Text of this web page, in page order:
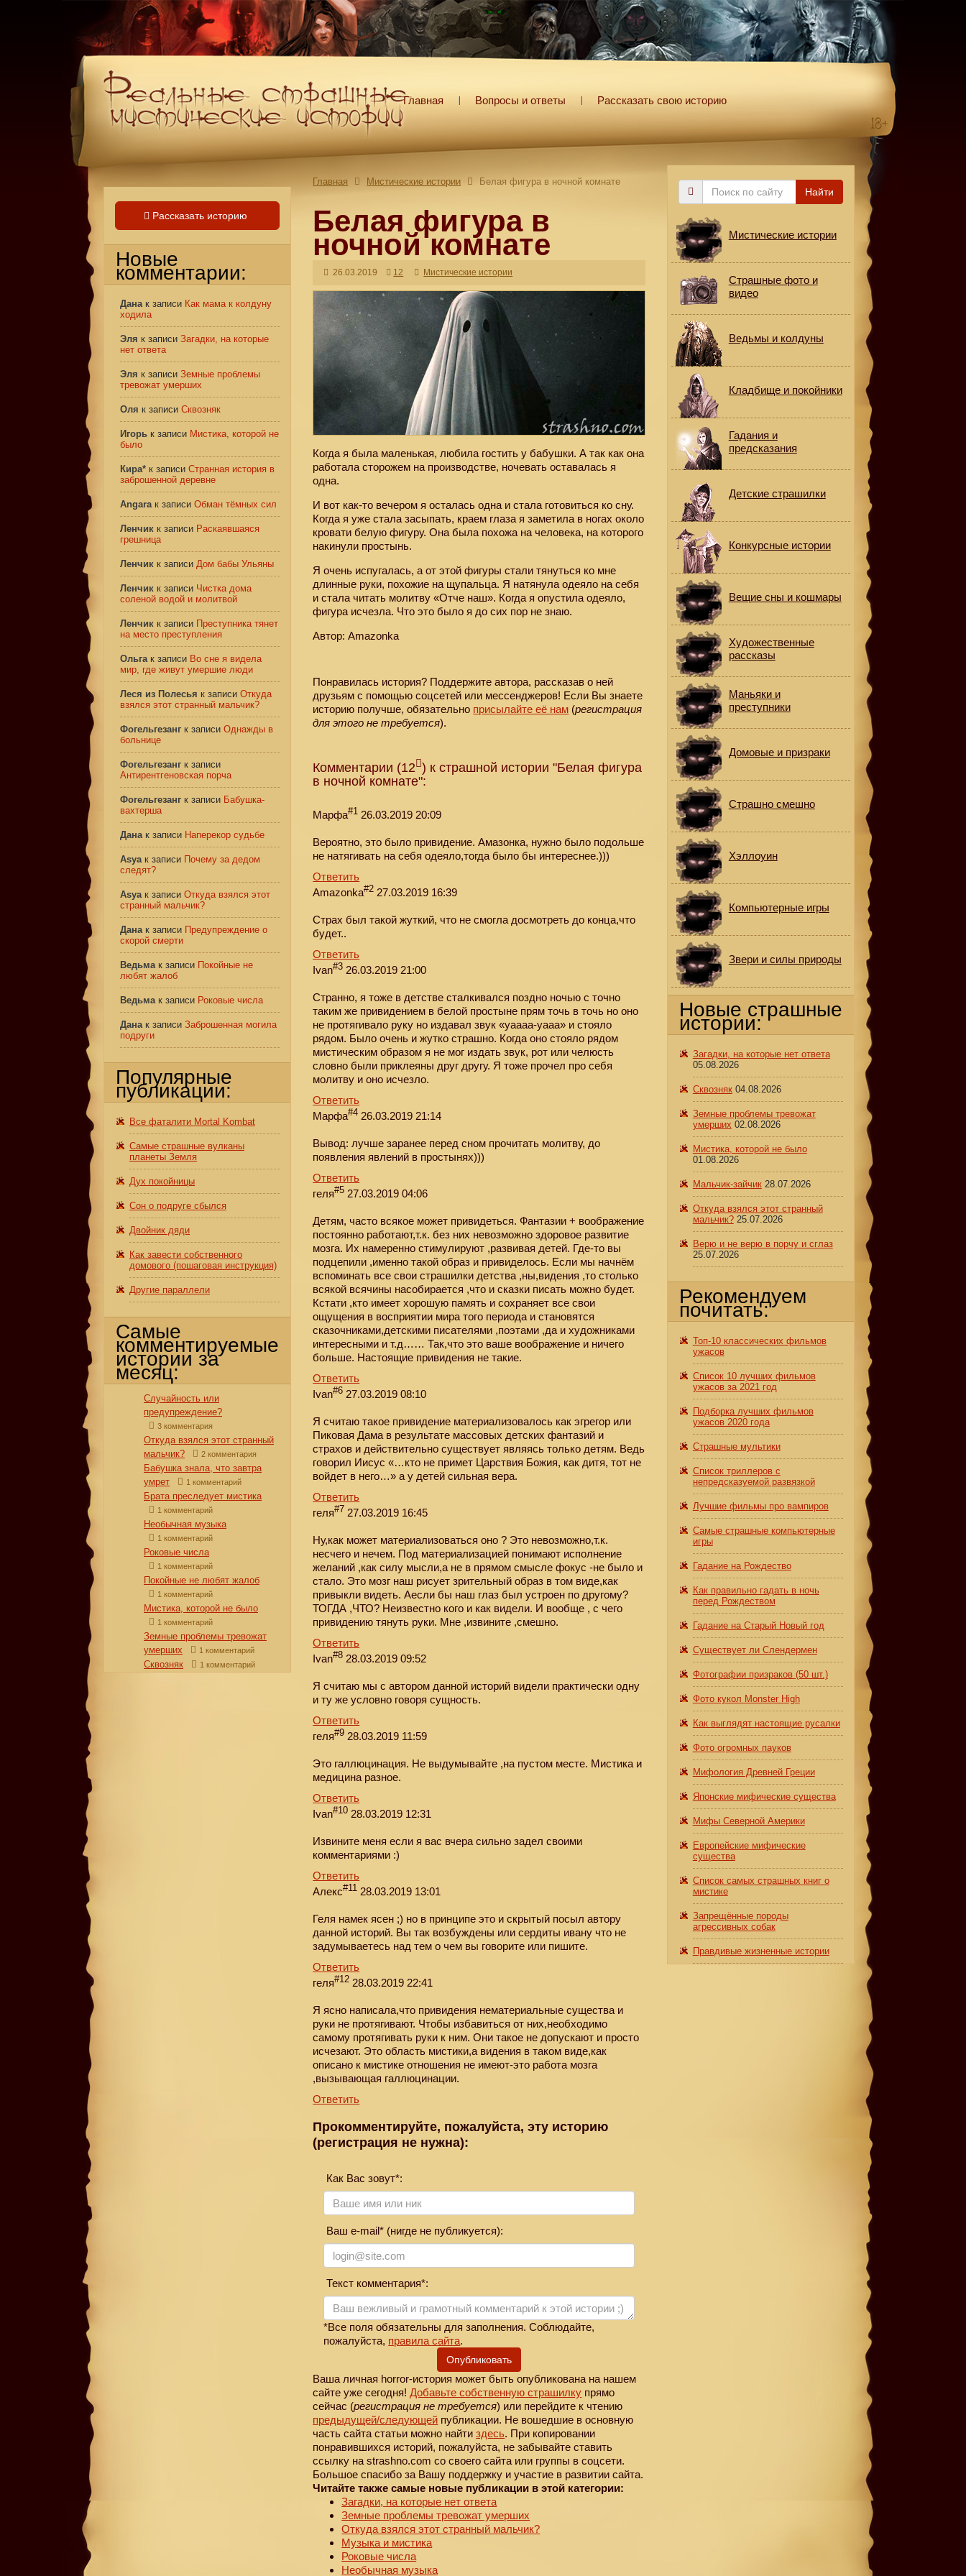
Главная Вопросы и ответы Рассказать свою историю
Главная Мистические истории Белая фигура в ночной комнате
Белая фигура в
ночной комнате
26.03.2019 12 Мистические истории
Когда я была маленькая, любила гостить у бабушки. А так как она
работала сторожем на производстве, ночевать оставалась я
одна.
И вот как-то вечером я осталась одна и стала готовиться ко сну.
Когда я уже стала засыпать, краем глаза я заметила в ногах около
кровати белую фигуру. Она была похожа на человека, на которого
накинули простынь.
Я очень испугалась, а от этой фигуры стали тянуться ко мне
длинные руки, похожие на щупальца. Я натянула одеяло на себя
и стала читать молитву «Отче наш». Когда я опустила одеяло,
фигура исчезла. Что это было я до сих пор не знаю.
Автор: Amazonka
Понравилась история? Поддержите автора, рассказав о ней
друзьям с помощью соцсетей или мессенджеров! Если Вы знаете
историю получше, обязательно присылайте её нам (регистрация
для этого не требуется).
Комментарии (12 ) к страшной истории "Белая фигура
в ночной комнате":
Марфа#1 26.03.2019 20:09
Вероятно, это было привидение. Амазонка, нужно было подольше
не натягивать на себя одеяло,тогда было бы интереснее.)))
Ответить
Amazonka#2 27.03.2019 16:39
Страх был такой жуткий, что не смогла досмотреть до конца,что
будет..
Ответить
Ivan#3 26.03.2019 21:00
Странно, я тоже в детстве сталкивался поздно ночью с точно
таким же привидением в белой простыне прям точь в точь но оно
не протягивало руку но издавал звук «уаааа-уааа» и стояло
рядом. Было очень и жутко страшно. Когда оно стояло рядом
мистическим образом я не мог издать звук, рот или челюсть
словно были приклеяны друг другу. Я тоже прочел про себя
молитву и оно исчезло.
Ответить
Марфа#4 26.03.2019 21:14
Вывод: лучше заранее перед сном прочитать молитву, до
появления явлений в простынях)))
Ответить
геля#5 27.03.2019 04:06
Детям, часто всякое может привидеться. Фантазии + воображение
постоянно работают,т.к. без них невозможно здоровое развитие
мозга. Их намеренно стимулируют ,развивая детей. Где-то вы
подцепили ,именно такой образ и привиделось. Если мы начнём
вспоминать все свои страшилки детства ,ны,видения ,то столько
всякой всячины насобирается ,что и сказки писать можно будет.
Кстати ,кто имеет хорошую память и сохраняет все свои
ощущения в восприятии мира того периода и становятся
сказочниками,детскими писателями ,поэтами ,да и художниками
интересными и т.д…… Так,что это ваше воображение и ничего
больше. Настоящие привидения не такие.
Ответить
Ivan#6 27.03.2019 08:10
Я считаю такое привидение материализовалось как эгрегор или
Пиковая Дама в результате массовых детских фантазий и
страхов и действительно существует являясь только детям. Ведь
говорил Иисус «…кто не при­мет Цар­ствия Бо­жия, как ди­тя, тот не
вой­дет в него…» а у детей сильная вера.
Ответить
геля#7 27.03.2019 16:45
Ну,как может материализоваться оно ? Это невозможно,т.к.
несчего и нечем. Под материализацией понимают исполнение
желаний ,как силу мысли,а не в прямом смысле фокус -не было и
стало. Это мозг наш рисует зрительный образ в том виде,как
привыкли видеть. Аесли бы наш глаз был устроен по другому?
ТОГДА ,ЧТО? Неизвестно кого и как видели. И вообще , с чего
привидению тянуть руки. Мне ,извините ,смешно.
Ответить
Ivan#8 28.03.2019 09:52
Я считаю мы с автором данной историй видели практически одну
и ту же условно говоря сущность.
Ответить
геля#9 28.03.2019 11:59
Это галлюцинация. Не выдумывайте ,на пустом месте. Мистика и
медицина разное.
Ответить
Ivan#10 28.03.2019 12:31
Извините меня если я вас вчера сильно задел своими
комментариями :)
Ответить
Алекс#11 28.03.2019 13:01
Геля намек ясен ;) но в принципе это и скрытый посыл автору
данной историй. Вы так возбуждены или сердиты ивану что не
задумываетесь над тем о чем вы говорите или пишите.
Ответить
геля#12 28.03.2019 22:41
Я ясно написала,что привидения нематериальные существа и
руки не протягивают. Чтобы избавиться от них,необходимо
самому протягивать руки к ним. Они такое не допускают и просто
исчезают. Это область мистики,а видения в таком виде,как
описано к мистике отношения не имеют-это работа мозга
,вызывающая галлюцинации.
Ответить
Прокомментируйте, пожалуйста, эту историю
(регистрация не нужна):
Как Вас зовут*:
Ваш e-mail* (нигде не публикуется):
Текст комментария*:
*Все поля обязательны для заполнения. Соблюдайте,
пожалуйста, правила сайта.
Опубликовать
Ваша личная horror-история может быть опубликована на нашем
сайте уже сегодня!Добавьте собственную страшилку прямо
сейчас (регистрация не требуется) или перейдите к чтению
предыдущей/следующей публикации. Не вошедшие в основную
часть сайта статьи можно найтиздесь. При копировании
понравившихся историй, пожалуйста, не забывайте ставить
ссылку на strashno.com со своего сайта или группы в соцсети.
Большое спасибо за Вашу поддержку и участие в развитии сайта.
Читайте также самые новые публикации в этой категории:
Загадки, на которые нет ответа
Земные проблемы тревожат умерших
Откуда взялся этот странный мальчик?
Музыка и мистика
Роковые числа
Необычная музыка
Рассказать историю
Новые
комментарии:
Данак записи Как мама к колдуну
ходила
Эля к записи Загадки, на которые
нет ответа
Эля к записи Земные проблемы
тревожат умерших
Оля к записи Сквозняк
Игорь к записи Мистика, которой не
было
Кира* к записи Странная история в
заброшенной деревне
Angaraк записи Обман тёмных сил
Ленчик к записи Раскаявшаяся
грешница
Ленчик к записи Дом бабы Ульяны
Ленчик к записи Чистка дома
соленой водой и молитвой
Ленчик к записи Преступника тянет
на место преступления
Ольгак записи Во сне я видела
мир, где живут умершие люди
Леся из Полесья к записи Откуда
взялся этот странный мальчик?
Фогельгезанг к записи Однажды в
больнице
Фогельгезанг к записи
Антирентгеновская порча
Фогельгезанг к записи Бабушка-
вахтерша
Данак записи Наперекор судьбе
Asyaк записи Почему за дедом
следят?
Asyaк записи Откуда взялся этот
странный мальчик?
Данак записи Предупреждение о
скорой смерти
Ведьмак записи Покойные не
любят жалоб
Ведьмак записи Роковые числа
Данак записи Заброшенная могила
подруги
Популярные
публикации:
Все фаталити Mortal Kombat
Самые страшные вулканы
планеты Земля
Дух покойницы
Сон о подруге сбылся
Двойник дяди
Как завести собственного
домового (пошаговая инструкция)
Другие параллели
Самые
комментируемые
истории за
месяц:
Случайность или
предупреждение?
3 комментария
Откуда взялся этот странный
мальчик?
2 комментария
Бабушка знала, что завтра
умрет
1 комментарий
Брата преследует мистика
1 комментарий
Необычная музыка
1 комментарий
Роковые числа
1 комментарий
Покойные не любят жалоб
1 комментарий
Мистика, которой не было
1 комментарий
Земные проблемы тревожат
умерших
1 комментарий
Сквозняк 1 комментарий
Поиск
Найти
Мистические истории
Страшные фото и
видео
Ведьмы и колдуны
Кладбище и покойники
Гадания и
предсказания
Детские страшилки
Конкурсные истории
Вещие сны и кошмары
Художественные
рассказы
Маньяки и
преступники
Домовые и призраки
Страшно смешно
Хэллоуин
Компьютерные игры
Звери и силы природы
Новые страшные
истории:
Загадки, на которые нет ответа
05.08.2026
Сквозняк 04.08.2026
Земные проблемы тревожат
умерших 02.08.2026
Мистика, которой не было
01.08.2026
Мальчик-зайчик 28.07.2026
Откуда взялся этот странный
мальчик? 25.07.2026
Верю и не верю в порчу и сглаз
25.07.2026
Рекомендуем
почитать:
Топ-10 классических фильмов
ужасов
Список 10 лучших фильмов
ужасов за 2021 год
Подборка лучших фильмов
ужасов 2020 года
Страшные мультики
Список триллеров с
непредсказуемой развязкой
Лучшие фильмы про вампиров
Самые страшные компьютерные
игры
Гадание на Рождество
Как правильно гадать в ночь
перед Рождеством
Гадание на Старый Новый год
Существует ли Слендермен
Фотографии призраков (50 шт.)
Фото кукол Monster High
Как выглядят настоящие русалки
Фото огромных пауков
Мифология Древней Греции
Японские мифические существа
Мифы Северной Америки
Европейские мифические
существа
Список самых страшных книг о
мистике
Запрещённые породы
агрессивных собак
Правдивые жизненные истории